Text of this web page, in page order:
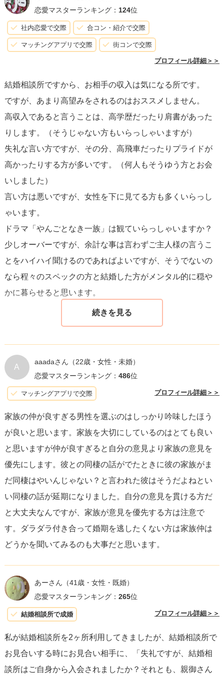
安全面でも、初めて会う際は公共の場所を選び、個人的な
情報や財務情報を共有する際には慎重になるべきです。相
談所を通じてではなく、直接やり取りを始める前には、相
結婚相談所のパートナー探しは、地道な努力 が必要とされ
ます。一度の出会いや一回のデートで結果を急がず、じっ
くりと相手を知る時間を持ちましょう。また、時には担当
のカウンセラーのアドバイスを受け入れ、自分の希望条件
を調整する柔軟性も重要です。
最後に、結婚相談所を利用する際は、 サービスの料金体系
や契約の詳細
を選ぶことが大切です。料金が高いからといって必ずしも
良いサービスが提供されるわけではなく、自分のニーズに
合わせたプラン選びが成功への第一歩となります。
恋愛マスターランキング： 124位
社内恋愛で交際 合コン・紹介で交際
マッチングアプリで交際 街コンで交際
プロフィール詳細＞＞
結婚相談所ですから、お相手の収入は気になる所です。
ですが、あまり高望みをされるのはおススメしません。
高収入であると言うことは、高学歴だったり肩書があった
りします。（そうじゃない方もいらっしゃいますが）
失礼な言い方ですが、その分、高飛車だったりプライドが
高かったりする方が多いです。（何人もそうゆう方とお会
いしました）
言い方は悪いですが、女性を下に見てる方も多くいらっし
ゃいます。
ドラマ「やんごとなき一族」は観ていらっしゃいますか？
少しオーバーですが、余計な事は言わずご主人様の言うこ
とをハイハイ聞けるのであればよいですが、そうでないの
なら程々のスペックの方と結婚した方がメンタル的に穏や
かに暮らせると思います。
A
aaadaさん （22歳・女性・未婚）
恋愛マスターランキング： 486位
マッチングアプリで交際 プロフィール詳細＞＞
家族の仲が良すぎる男性を選ぶのはしっかり吟味したほう
が良いと思います。家族を大切にしているのはとても良い
と思いますが仲が良すぎると自分の意見より家族の意見を
優先にします。彼との同棲の話がでたときに彼の家族がま
だ同棲はやいんじゃない？と言われた彼はそうだよねとい
い同棲の話が延期になりました。自分の意見を貫ける方だ
と大丈夫なんですが、家族が意見を優先する方は注意で
す。ダラダラ付き合って婚期を逃したくない方は家族仲は
どうかを聞いてみるのも大事だと思います。
あーさん （41歳・女性・既婚）
恋愛マスターランキング： 265位
結婚相談所で成婚 プロフィール詳細＞＞
私が結婚相談所を2ヶ所利用してきましたが、結婚相談所で
お見合いする時にお見合い相手に、「失礼ですが、結婚相
談所はご自身から入会されましたか？それとも、親御さん